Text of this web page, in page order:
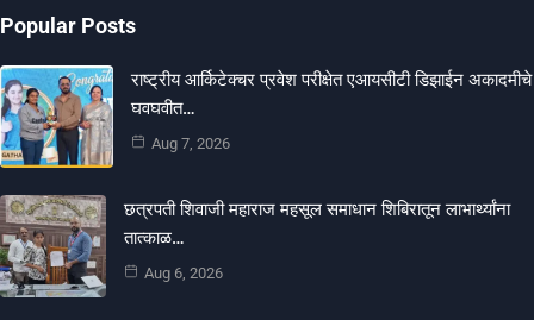
Popular Posts
राष्ट्रीय आर्किटेक्चर प्रवेश परीक्षेत एआयसीटी डिझाईन अकादमीचे
घवघवीत…
Aug 7, 2026
छत्रपती शिवाजी महाराज महसूल समाधान शिबिरातून लाभार्थ्यांना
तात्काळ…
Aug 6, 2026